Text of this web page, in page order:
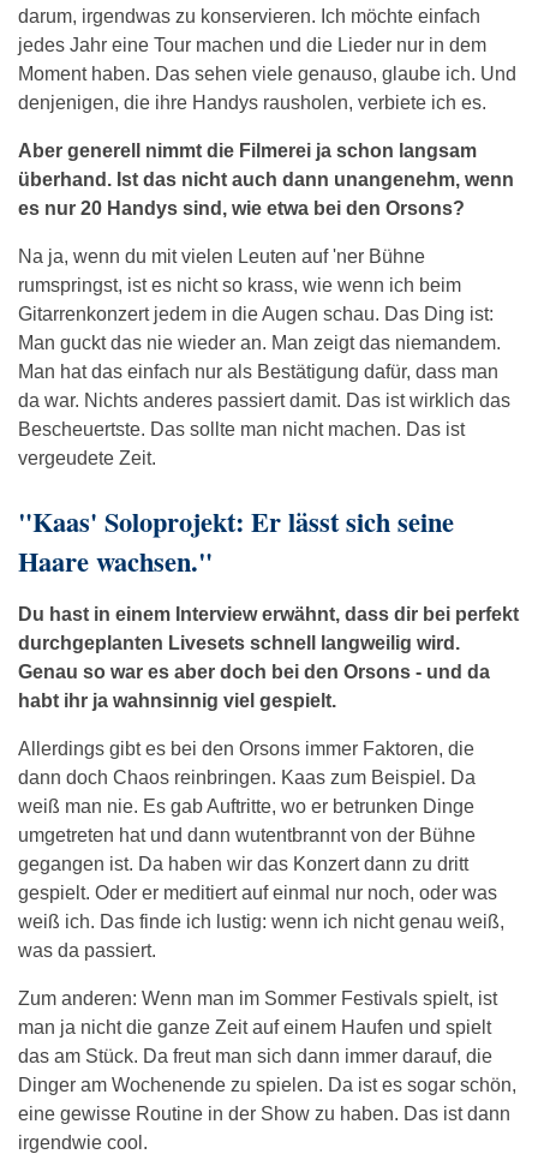
darum, irgendwas zu konservieren. Ich möchte einfach
jedes Jahr eine Tour machen und die Lieder nur in dem
Moment haben. Das sehen viele genauso, glaube ich. Und
denjenigen, die ihre Handys rausholen, verbiete ich es.
Aber generell nimmt die Filmerei ja schon langsam
überhand. Ist das nicht auch dann unangenehm, wenn
es nur 20 Handys sind, wie etwa bei den Orsons?
Na ja, wenn du mit vielen Leuten auf 'ner Bühne
rumspringst, ist es nicht so krass, wie wenn ich beim
Gitarrenkonzert jedem in die Augen schau. Das Ding ist:
Man guckt das nie wieder an. Man zeigt das niemandem.
Man hat das einfach nur als Bestätigung dafür, dass man
da war. Nichts anderes passiert damit. Das ist wirklich das
Bescheuertste. Das sollte man nicht machen. Das ist
vergeudete Zeit.
"Kaas' Soloprojekt: Er lässt sich seine
Haare wachsen."
Du hast in einem Interview erwähnt, dass dir bei perfekt
durchgeplanten Livesets schnell langweilig wird.
Genau so war es aber doch bei den Orsons - und da
habt ihr ja wahnsinnig viel gespielt.
Allerdings gibt es bei den Orsons immer Faktoren, die
dann doch Chaos reinbringen. Kaas zum Beispiel. Da
weiß man nie. Es gab Auftritte, wo er betrunken Dinge
umgetreten hat und dann wutentbrannt von der Bühne
gegangen ist. Da haben wir das Konzert dann zu dritt
gespielt. Oder er meditiert auf einmal nur noch, oder was
weiß ich. Das finde ich lustig: wenn ich nicht genau weiß,
was da passiert.
Zum anderen: Wenn man im Sommer Festivals spielt, ist
man ja nicht die ganze Zeit auf einem Haufen und spielt
das am Stück. Da freut man sich dann immer darauf, die
Dinger am Wochenende zu spielen. Da ist es sogar schön,
eine gewisse Routine in der Show zu haben. Das ist dann
irgendwie cool.